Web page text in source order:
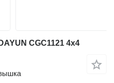
CGC1121 4х4